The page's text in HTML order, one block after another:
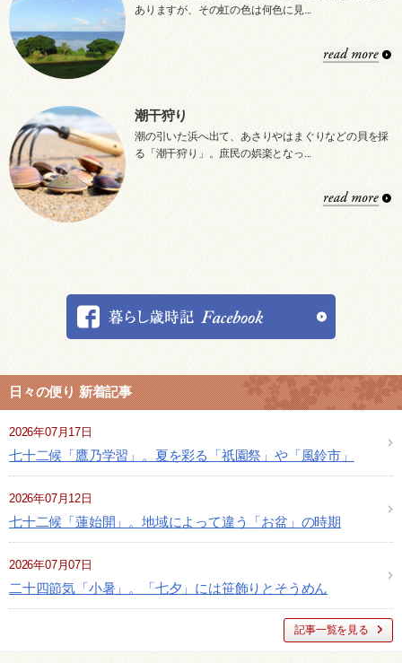
ありますが、その虹の色は何色に見...
潮干狩り
潮の引いた浜へ出て、あさりやはまぐりなどの貝を採
る「潮干狩り」。庶民の娯楽となっ...
日々の便り 新着記事
2026年07月17日
七十二候「鷹乃学習」。夏を彩る「祇園祭」や「風鈴市」
2026年07月12日
七十二候「蓮始開」。地域によって違う「お盆」の時期
2026年07月07日
二十四節気「小暑」。「七夕」には笹飾りとそうめん
記事一覧を見る